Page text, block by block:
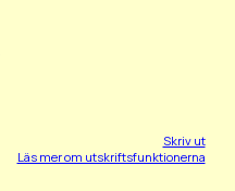
Skriv ut
Läs mer om utskriftsfunktionerna